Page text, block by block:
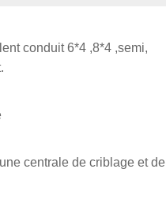
conduit 6*4 ,8*4 ,semi,
centrale de criblage et de